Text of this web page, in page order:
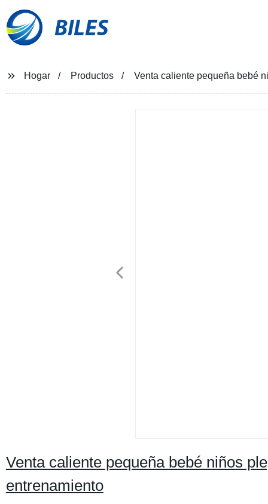
BILES
Hogar Productos Venta caliente pequeña bebé
Venta caliente pequeña bebé niños
entrenamiento